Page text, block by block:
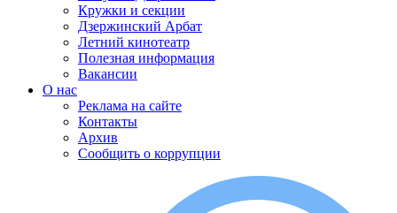
Кружки и секции
Дзержинский Арбат
Летний кинотеатр
Полезная информация
Вакансии
О нас
Реклама на сайте
Контакты
Архив
Сообщить о коррупции